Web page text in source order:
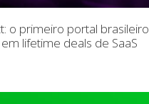
o primeiro portal brasileiro
lifetime deals de SaaS